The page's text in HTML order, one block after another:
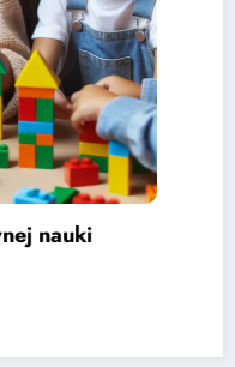
Jak rozwijać